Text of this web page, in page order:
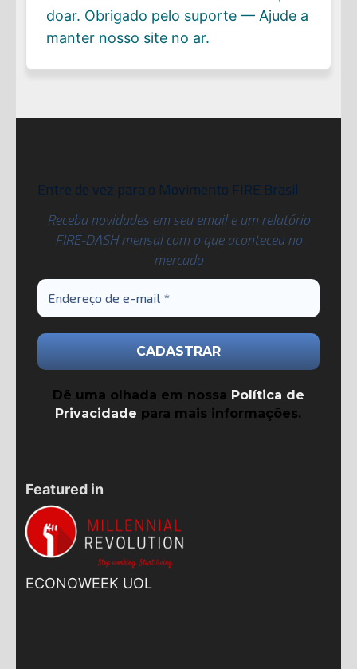
doar. Obrigado pelo suporte — Ajude a
manter nosso site no ar.
Entre de vez para o Movimento FIRE Brasil
Receba novidades em seu email e um relatório
FIRE-DASH mensal com o que aconteceu no
mercado
Dê uma olhada em nossa Política de
Privacidade para mais informações.
Featured in
ECONOWEEK UOL